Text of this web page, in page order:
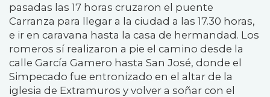
pasadas las 17 horas cruzaron el puente
Carranza para llegar a la ciudad a las 17.30 horas,
e ir en caravana hasta la casa de hermandad. Los
romeros sí realizaron a pie el camino desde la
calle García Gamero hasta San José, donde el
Simpecado fue entronizado en el altar de la
iglesia de Extramuros y volver a soñar con el